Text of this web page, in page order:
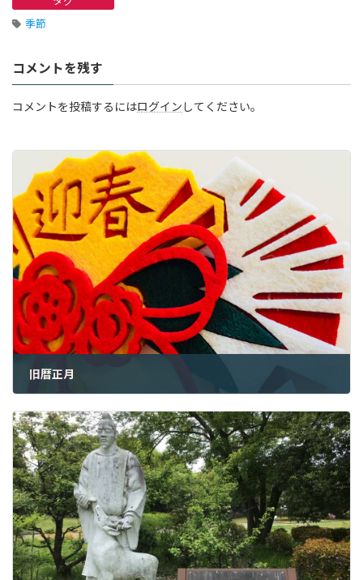
季節
コメントを残す
コメントを投稿するにはログイン してください。
旧暦正月